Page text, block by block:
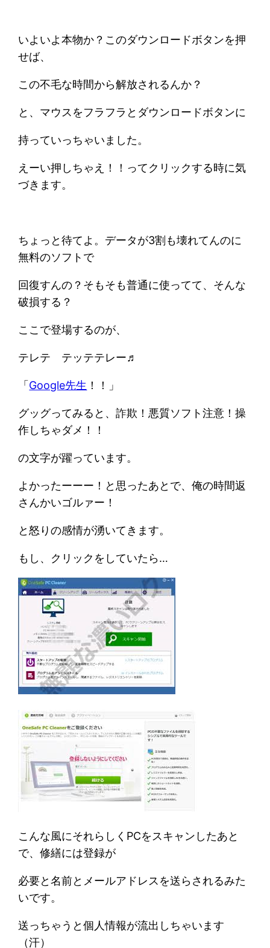
いよいよ本物か？このダウンロードボタンを押
せば、
この不毛な時間から解放されるんか？
と、マウスをフラフラとダウンロードボタンに
持っていっちゃいました。
えーい押しちゃえ！！ってクリックする時に気
づきます。
ちょっと待てよ。データが3割も壊れてんのに
無料のソフトで
回復すんの？そもそも普通に使ってて、そんな
破損する？
ここで登場するのが、
テレテ テッテテレー♬
「Google先生 ！！」
グッグってみると、詐欺！悪質ソフト注意！操
作しちゃダメ！！
の文字が躍っています。
よかったーーー！と思ったあとで、俺の時間返
さんかいゴルァー！
と怒りの感情が湧いてきます。
もし、クリックをしていたら…
こんな風にそれらしくPCをスキャンしたあと
で、修繕には登録が
必要と名前とメールアドレスを送らされるみた
いです。
送っちゃうと個人情報が流出しちゃいます
（汗）